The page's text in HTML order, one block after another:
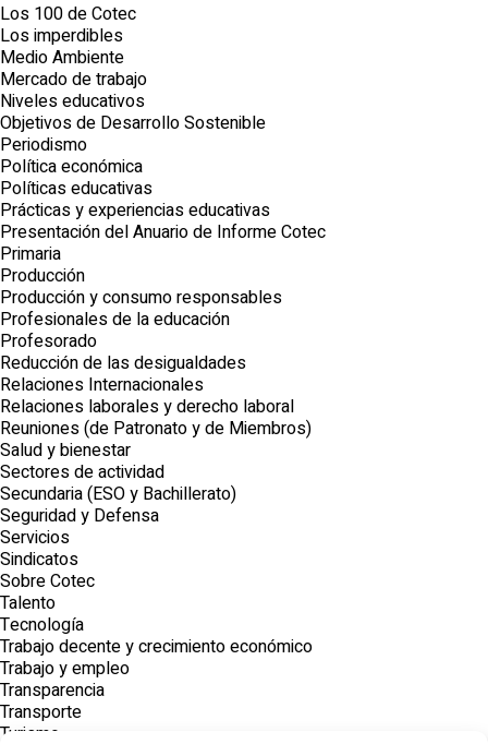
Los 100 de Cotec
Los imperdibles
Medio Ambiente
Mercado de trabajo
Niveles educativos
Objetivos de Desarrollo Sostenible
Periodismo
Política económica
Políticas educativas
Prácticas y experiencias educativas
Presentación del Anuario de Informe Cotec
Primaria
Producción
Producción y consumo responsables
Profesionales de la educación
Profesorado
Reducción de las desigualdades
Relaciones Internacionales
Relaciones laborales y derecho laboral
Reuniones (de Patronato y de Miembros)
Salud y bienestar
Sectores de actividad
Secundaria (ESO y Bachillerato)
Seguridad y Defensa
Servicios
Sindicatos
Sobre Cotec
Talento
Tecnología
Trabajo decente y crecimiento económico
Trabajo y empleo
Transparencia
Transporte
Turismo